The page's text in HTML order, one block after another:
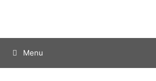
Menu